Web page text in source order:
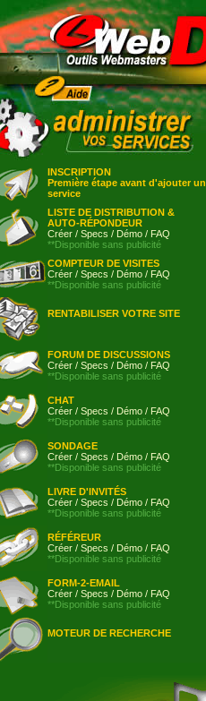
INSCRIPTION
Première étape avant d'ajouter un
service
LISTE DE DISTRIBUTION &
AUTO-RÉPONDEUR
Créer / Specs / Démo / FAQ
**Disponible sans publicité
COMPTEUR DE VISITES
Créer / Specs / Démo / FAQ
**Disponible sans publicité
RENTABILISER VOTRE SITE
FORUM DE DISCUSSIONS
Créer / Specs / Démo / FAQ
**Disponible sans publicité
CHAT
Créer / Specs / Démo / FAQ
**Disponible sans publicité
SONDAGE
Créer / Specs / Démo / FAQ
**Disponible sans publicité
LIVRE D'INVITÉS
Créer / Specs / Démo / FAQ
**Disponible sans publicité
RÉFÉREUR
Créer / Specs / Démo / FAQ
**Disponible sans publicité
FORM-2-EMAIL
Créer / Specs / Démo / FAQ
**Disponible sans publicité
MOTEUR DE RECHERCHE